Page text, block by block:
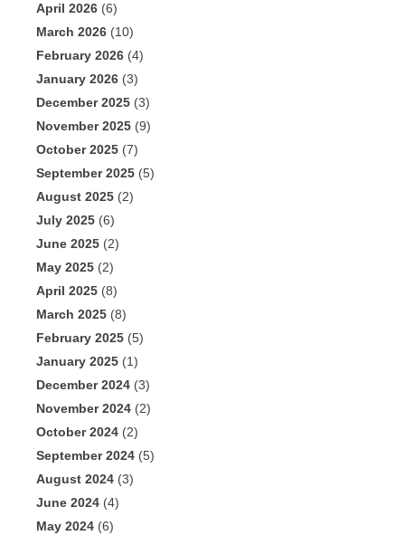
April 2026 (6)
March 2026 (10)
February 2026 (4)
January 2026 (3)
December 2025 (3)
November 2025 (9)
October 2025 (7)
September 2025 (5)
August 2025 (2)
July 2025 (6)
June 2025 (2)
May 2025 (2)
April 2025 (8)
March 2025 (8)
February 2025 (5)
January 2025 (1)
December 2024 (3)
November 2024 (2)
October 2024 (2)
September 2024 (5)
August 2024 (3)
June 2024 (4)
May 2024 (6)